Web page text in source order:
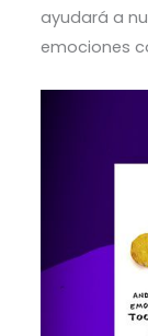
ayudará a
emociones